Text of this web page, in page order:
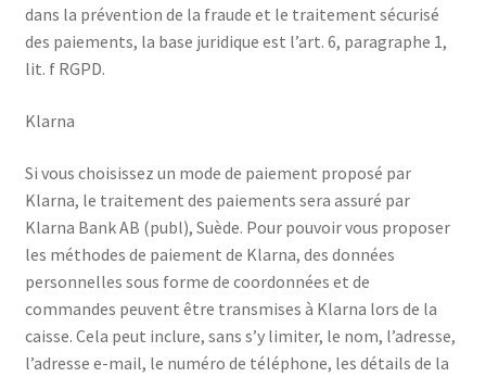
dans la prévention de la fraude et le traitement sécurisé
des paiements, la base juridique est l’art. 6, paragraphe 1,
lit. f RGPD.
Klarna
Si vous choisissez un mode de paiement proposé par
Klarna, le traitement des paiements sera assuré par
Klarna Bank AB (publ), Suède. Pour pouvoir vous proposer
les méthodes de paiement de Klarna, des données
personnelles sous forme de coordonnées et de
commandes peuvent être transmises à Klarna lors de la
caisse. Cela peut inclure, sans s’y limiter, le nom, l’adresse,
l’adresse e-mail, le numéro de téléphone, les détails de la